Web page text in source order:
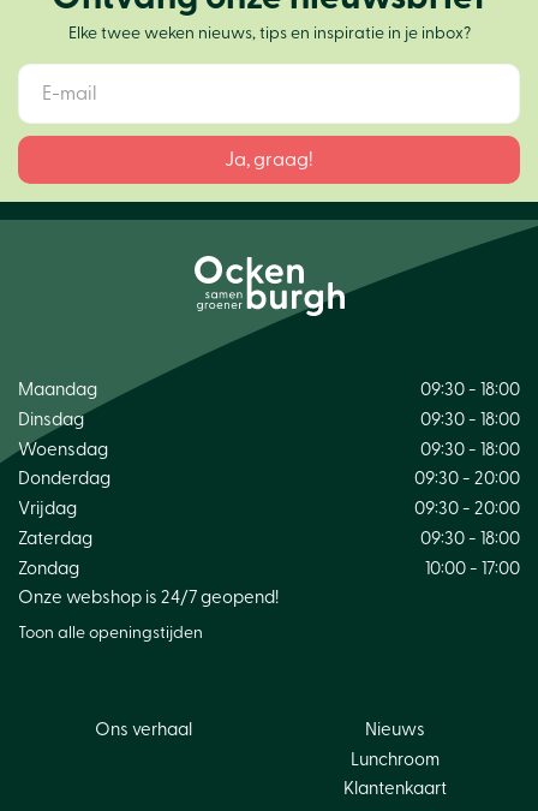
Elke twee weken nieuws, tips en inspiratie in je inbox?
Maandag
09:30 - 18:00
Dinsdag
09:30 - 18:00
Woensdag
09:30 - 18:00
Donderdag
09:30 - 20:00
Vrijdag
09:30 - 20:00
Zaterdag
09:30 - 18:00
Zondag
10:00 - 17:00
Onze webshop is 24/7 geopend!
Toon alle openingstijden
Ons verhaal
Nieuws
Lunchroom
Klantenkaart